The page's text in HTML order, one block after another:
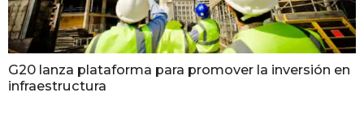
G20 lanza plataforma para promover la inversión en
infraestructura